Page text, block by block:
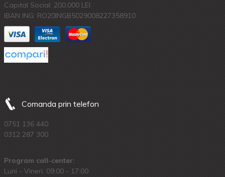
Capital Social: 200.000 LEI
IBAN ING: RO20INGB5029008227358910
Comanda prin telefon
0751 136 440
0312 287 300
Program call-center:
Luni - Vineri: 09:00 - 17:00